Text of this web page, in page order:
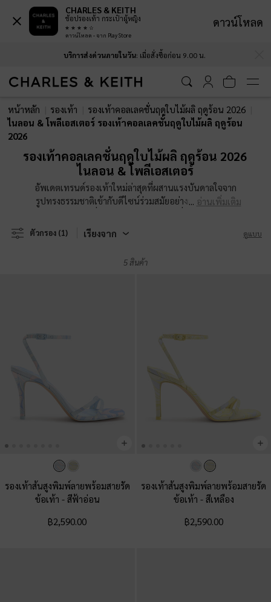
บริการส่งด่วนภายในวัน : เมื่อสั่งซื้อก่อน 9.00 น.
บริการส่งด่วนภายในวัน : เมื่อสั่งซื้อก่อน 9.00 น.
หน้าหลัก รองเท้า
รองเท้าคอลเลคชั่นฤดูใบไม้ผลิ ฤดูร้อน 2026
ไนลอน & โพลีเอสเตอร์ รองเท้าคอลเลคชั่นฤดูใบไม้ผลิ ฤดูร้อน
2026
รองเท้าคอลเลคชั่นฤดูใบไม้ผลิ ฤดูร้อน 2026
ไนลอน & โพลีเอสเตอร์
อัพเดตเทรนด์รองเท้าใหม่ล่าสุดที่ผสานแรงบันดาลใจจาก
รูปทรงธรรมชาติเข้ากับดีไซน์ร่วมสมัยอย่างลงตัวไม่ว่าจะ
เทมชิ้นสำคัญเหล่านี้พร้อมจะยกระดับการแต่งตัวของคุณให้
สวยโดดเด่นกว่าที่เคย
อ่านเพิ่มเติม
ตัวกรอง (1) เรียงจาก ดูแบบ
5 สินค้า
รองเท้าส้นสูงพิมพ์ลายพร้อมสายรัด
ข้อเท้า - สีฟ้าอ่อน
฿2,590.00
รองเท้าส้นสูงพิมพ์ลายพร้อมสายรัด
ข้อเท้า - สีเหลือง
฿2,590.00
CHARLES & KEITH
ช้อปรองเท้า กระเป๋าผู้หญิง
ดาวน์โหลด - จาก Play Store
ดาวน์โหลด